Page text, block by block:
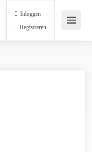
Inloggen
Registreren